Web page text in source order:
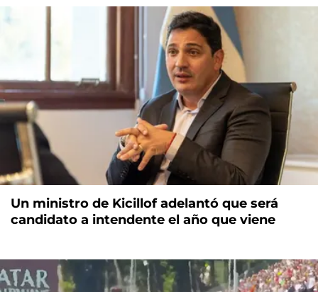
Un ministro de Kicillof adelantó que será
candidato a intendente el año que viene